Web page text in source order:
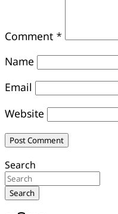
Comment *
Name
Email
Website
Search
Search